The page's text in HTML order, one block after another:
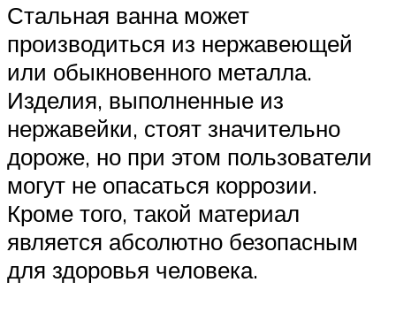
Стальная ванна может
производиться из нержавеющей
или обыкновенного металла.
Изделия, выполненные из
нержавейки, стоят значительно
дороже, но при этом пользователи
могут не опасаться коррозии.
Кроме того, такой материал
является абсолютно безопасным
для здоровья человека.